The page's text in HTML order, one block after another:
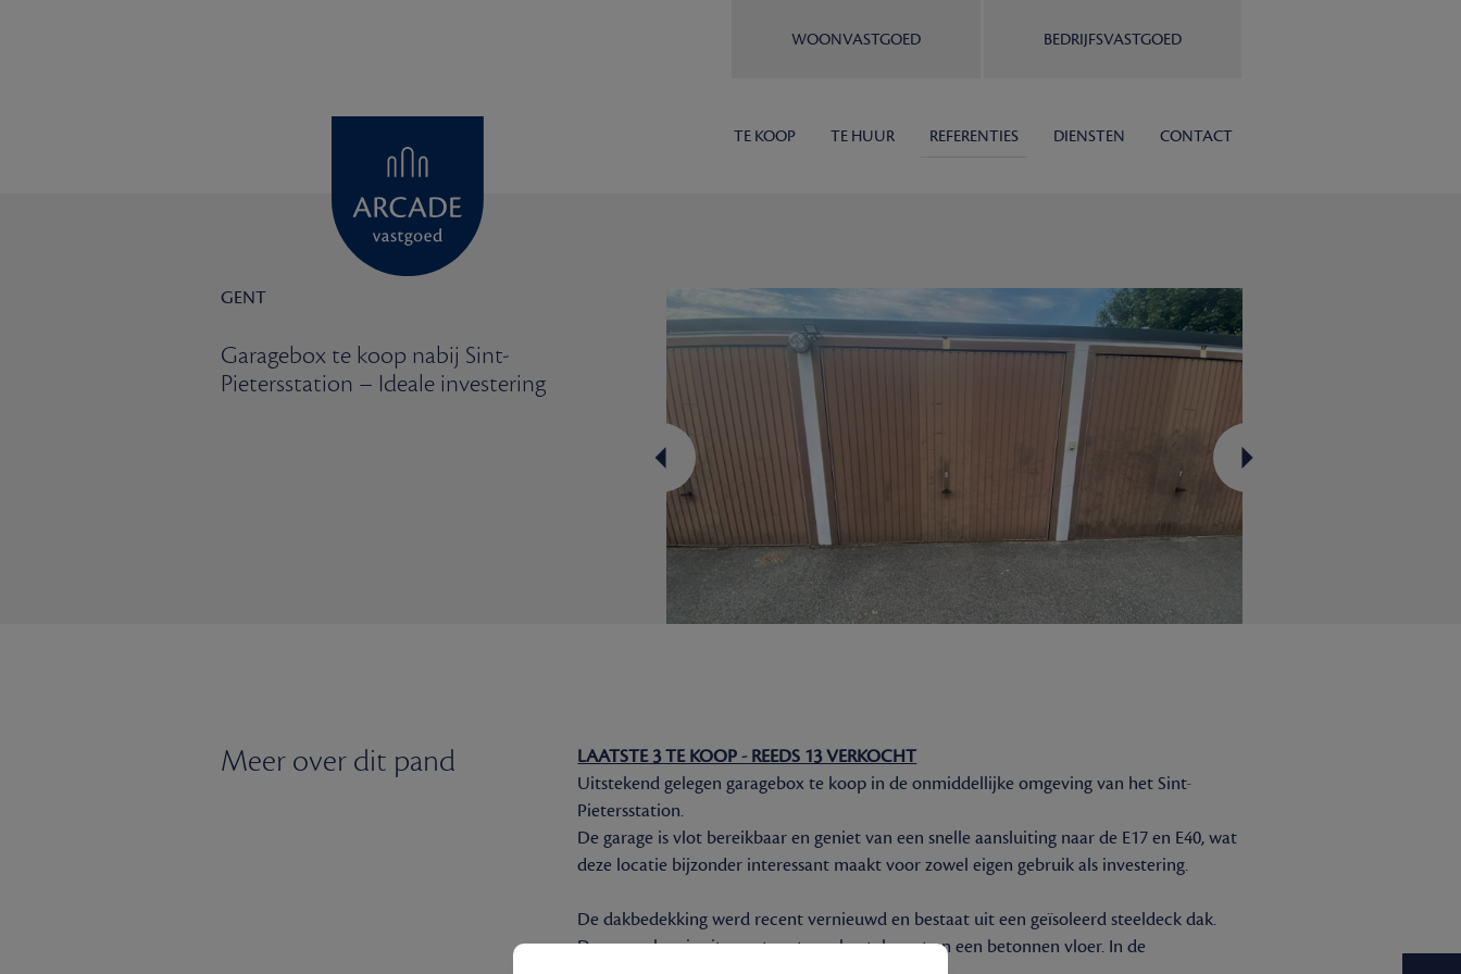
WOONVASTGOED BEDRIJFSVASTGOED
TE KOOP TE HUUR REFERENTIES DIENSTEN CONTACT
GENT
Garagebox te koop nabij Sint-
Pietersstation – Ideale investering
Meer over dit pand
LAATSTE 3 TE KOOP - REEDS 13 VERKOCHT
Uitstekend gelegen garagebox te koop in de onmiddellijke omgeving van het Sint-
Pietersstation.
De garage is vlot bereikbaar en geniet van een snelle aansluiting naar de E17 en E40, wat
deze locatie bijzonder interessant maakt voor zowel eigen gebruik als investering.
De dakbedekking werd recent vernieuwd en bestaat uit een geïsoleerd steeldeck dak.
De garagebox is uitgerust met een kantelpoort en een betonnen vloer. In de